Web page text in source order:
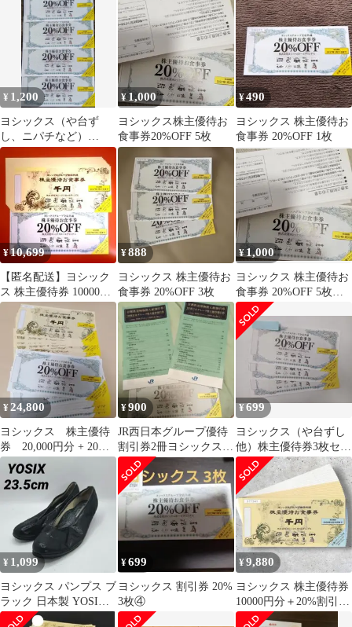
¥ 1,200
ヨシックス（や台ず
し、ニパチなど）
20%OFF券☆4枚セット
¥1,000
ヨシックス株主優待お
食事券20%OFF 5枚
¥490
ヨシックス 株主優待お
食事券 20%OFF 1枚
¥10,699
【匿名配送】ヨシック
ス 株主優待券 10000円
分 +20%オフ割引クー
ポン1枚
¥888
ヨシックス 株主優待お
食事券 20%OFF 3枚
¥1,000
ヨシックス 株主優待お
食事券 20%OFF 5枚セ
ット
¥24,800
ヨシックス 株主優待
券 20,000円分 + 20％
ＯＦＦ券20枚セットや
台ずし
¥900
JR西日本グループ優待
割引券2冊ヨシックス割
引券
¥699
ヨシックス（や台ずし
他）株主優待券3枚セッ
トaq
¥ 1,099
ヨシックス パンプス ブ
ラック 日本製 YOSIX
23.5cm v字
¥699
ヨシックス 割引券 20%
3枚④
¥9,880
ヨシックス 株主優待券
10000円分＋20%割引券
10枚 や台ずし にぱち